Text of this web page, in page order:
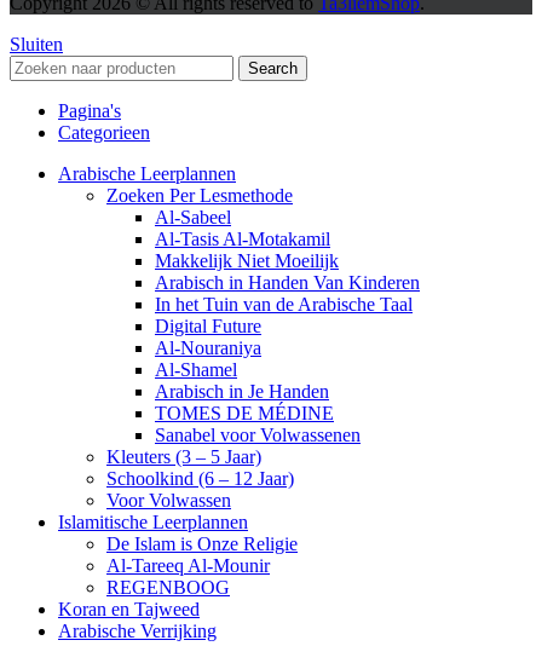
Sluiten
Search
Pagina's
Categorieen
Arabische Leerplannen
Zoeken Per Lesmethode
Al-Sabeel
Al-Tasis Al-Motakamil
Makkelijk Niet Moeilijk
Arabisch in Handen Van Kinderen
In het Tuin van de Arabische Taal
Digital Future
Al-Nouraniya
Al-Shamel
Arabisch in Je Handen
TOMES DE MÉDINE
Sanabel voor Volwassenen
Kleuters (3 – 5 Jaar)
Schoolkind (6 – 12 Jaar)
Voor Volwassen
Islamitische Leerplannen
De Islam is Onze Religie
Al-Tareeq Al-Mounir
REGENBOOG
Koran en Tajweed
Arabische Verrijking